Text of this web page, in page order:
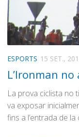
ESPORTS 15 SET.,
L’Ironman
La prova ciclista no
va exposar
fins a l’entrada de